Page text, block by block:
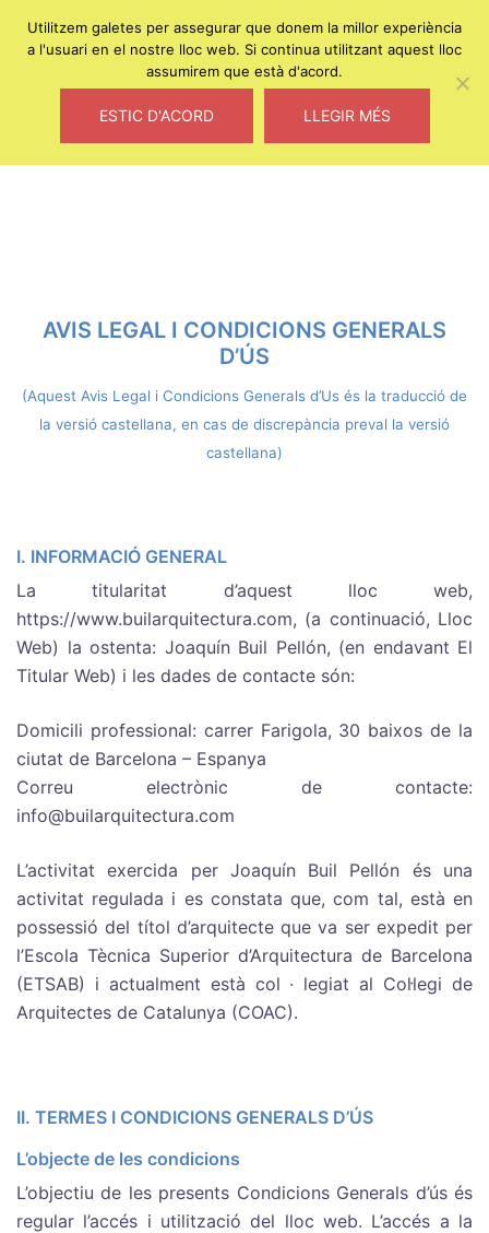
Skip
Estudi d'arquitectura
AVIS LEGAL I CONDICIONS GENERALS
D’ÚS
(Aquest Avis Legal i Condicions Generals d’Us és la traducció de
la versió castellana, en cas de discrepància preval la versió
castellana)
I. INFORMACIÓ GENERAL
La titularitat d’aquest lloc web,
https://www.builarquitectura.com, (a continuació, Lloc
Web) la ostenta: Joaquín Buil Pellón, (en endavant El
Titular Web) i les dades de contacte són:
Domicili professional: carrer Farigola, 30 baixos de la
ciutat de Barcelona – Espanya
Correu electrònic de contacte:
info@builarquitectura.com
L’activitat exercida per Joaquín Buil Pellón és una
activitat regulada i es constata que, com tal, està en
possessió del títol d’arquitecte que va ser expedit per
l’Escola Tècnica Superior d’Arquitectura de Barcelona
(ETSAB) i actualment està col · legiat al Col·legi de
Arquitectes de Catalunya (COAC).
II. TERMES I CONDICIONS GENERALS D’ÚS
L’objecte de les condicions
L’objectiu de les presents Condicions Generals d’ús és
regular l’accés i utilització del lloc web. L’accés a la
MENU
Utilitzem galetes per assegurar que donem la millor experiència
a l'usuari en el nostre lloc web. Si continua utilitzant aquest lloc
assumirem que està d'acord.
ESTIC D'ACORD LLEGIR MÉS